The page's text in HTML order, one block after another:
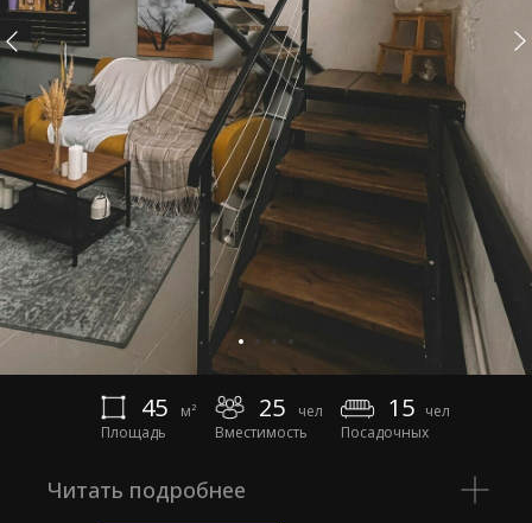
45 25 15
Площадь Вместимость Посадочных
м² чел
чел
Читать подробнее